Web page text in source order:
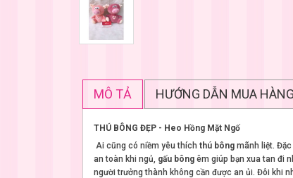
MÔ TẢ HƯỚNG DẪN MUA HÀNG
THÚ BÔNG ĐẸP - Heo Hồng Mặt Ngố
Ai cũng có niềm yêu thích thú bông mãnh liệt. Đặc
an toàn khi ngủ, gấu bông êm giúp bạn xua tan đi
người trưởng thành không cần được an ủi. Đôi khi